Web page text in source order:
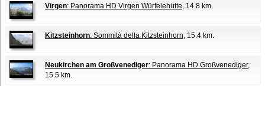
Virgen: Panorama HD Virgen Würfelehütte, 14.8 km.
Kitzsteinhorn: Sommità della Kitzsteinhorn, 15.4 km.
Neukirchen am Großvenediger: Panorama HD Großvenediger,
15.5 km.